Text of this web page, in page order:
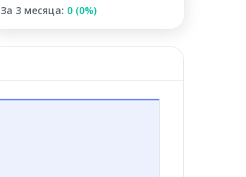
За 3 месяца: 0 (0%)